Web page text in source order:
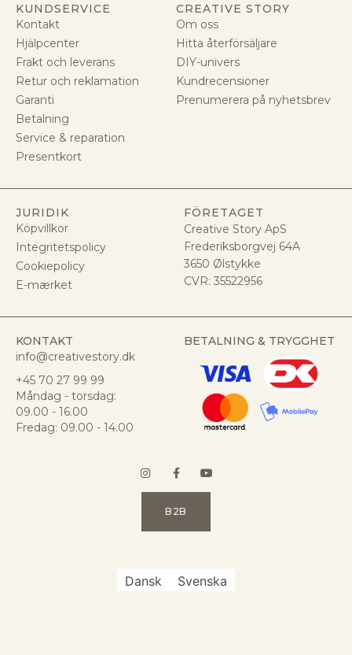
KUNDSERVICE
Kontakt
Hjälpcenter
Frakt och leverans
Retur och reklamation
Garanti
Betalning
Service & reparation
Presentkort
CREATIVE STORY
Om oss
Hitta återförsäljare
DIY-univers
Kundrecensioner
Prenumerera på nyhetsbrev
JURIDIK
Köpvillkor
Integritetspolicy
Cookiepolicy
E-mærket
FÖRETAGET
Creative Story ApS
Frederiksborgvej 64A
3650 Ølstykke
CVR: 35522956
KONTAKT
info@creativestory.dk
+45 70 27 99 99
Måndag - torsdag:
09.00 - 16.00
Fredag: 09.00 - 14.00
BETALNING & TRYGGHET
B2B
Dansk Svenska